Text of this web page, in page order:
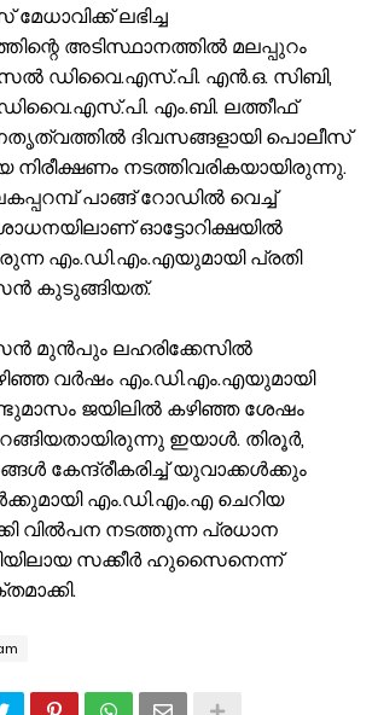
ലഭിച്ച
അടിസ്ഥാനത്തിൽ മലപ്പുറം
സെൽ ഡിവൈ.എസ്.പി. എൻ.ഒ. സിബി,
ഡിവൈ.എസ്.പി. എം.ബി. ലത്തീഫ്
ദിവസങ്ങളായി പൊലീസ്
നടത്തിവരികയായിരുന്നു.
പാങ്ങ് റോഡിൽ വെച്ച്
ഓട്ടോറിക്ഷയിൽ
എം.ഡി.എം.എയുമായി പ്രതി
കുടുങ്ങിയത്.
മുൻപും ലഹരിക്കേസിൽ
വർഷം എം.ഡി.എം.എയുമായി
ജയിലിൽ കഴിഞ്ഞ ശേഷം
ഇയാൾ. തിരൂർ,
കേന്ദ്രീകരിച്ച് യുവാക്കൾക്കും
എം.ഡി.എം.എ ചെറിയ
വിൽപന നടത്തുന്ന പ്രധാന
സക്കീർ ഹുസൈനെന്ന്